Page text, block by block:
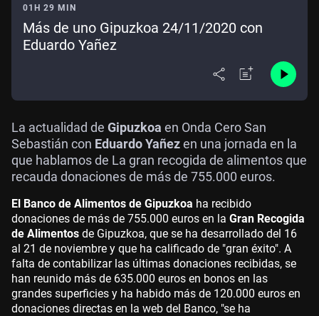
01H 29 MIN
Más de uno Gipuzkoa 24/11/2020 con
Eduardo Yañez
La actualidad de Gipuzkoa en Onda Cero San
Sebastián con Eduardo Yañezen una jornada en la
que hablamos de La gran recogida de alimentos que
recauda donaciones de más de 755.000 euros.
El Banco de Alimentos de Gipuzkoa ha recibido
donaciones de más de 755.000 euros en la Gran Recogida
de Alimentos de Gipuzkoa, que se ha desarrollado del 16
al 21 de noviembre y que ha calificado de "gran éxito". A
falta de contabilizar las últimas donaciones recibidas, se
han reunido más de 635.000 euros en bonos en las
grandes superficies y ha habido más de 120.000 euros en
donaciones directas en la web del Banco, "se ha